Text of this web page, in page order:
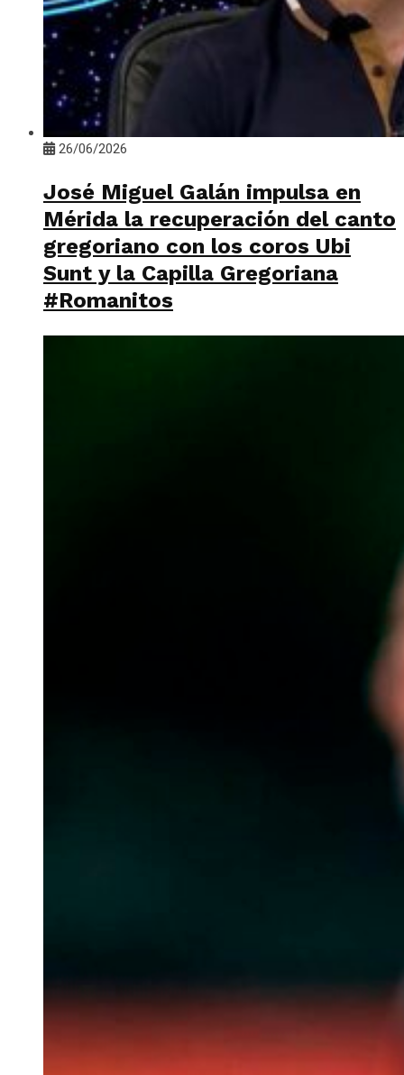
26/06/2026
José Miguel Galán impulsa en
Mérida la recuperación del canto
gregoriano con los coros Ubi
Sunt y la Capilla Gregoriana
#Romanitos